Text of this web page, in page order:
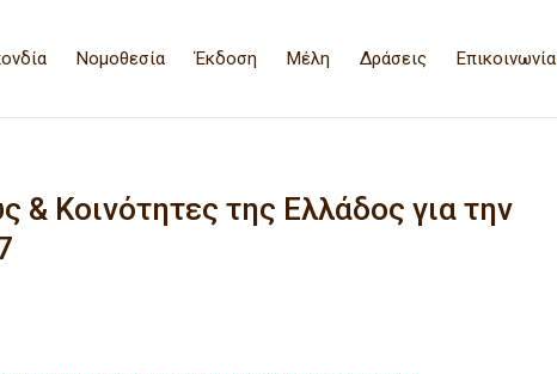
Νομοθεσία Έκδοση Μέλη Δράσεις Επικοινωνία
& Κοινότητες της Ελλάδος για την